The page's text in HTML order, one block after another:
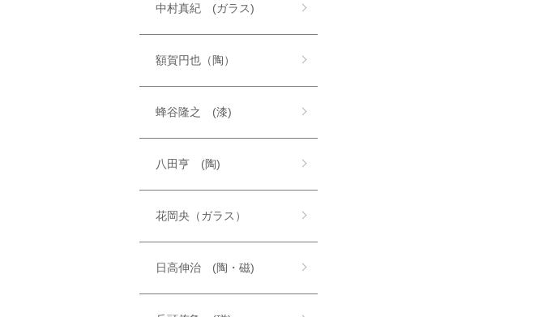
中村真紀 (ガラス)
額賀円也（陶）
蜂谷隆之 (漆)
八田亨 (陶)
花岡央（ガラス）
日高伸治 (陶・磁)